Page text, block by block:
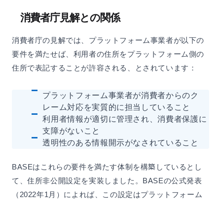
消費者庁見解との関係
消費者庁の見解では、プラットフォーム事業者が以下の
要件を満たせば、利用者の住所をプラットフォーム側の
住所で表記することが許容される、とされています：
プラットフォーム事業者が消費者からのク
レーム対応を実質的に担当していること
利用者情報が適切に管理され、消費者保護に
支障がないこと
透明性のある情報開示がなされていること
BASEはこれらの要件を満たす体制を構築しているとし
て、住所非公開設定を実装しました。BASEの公式発表
（2022年1月）によれば、この設定はプラットフォーム